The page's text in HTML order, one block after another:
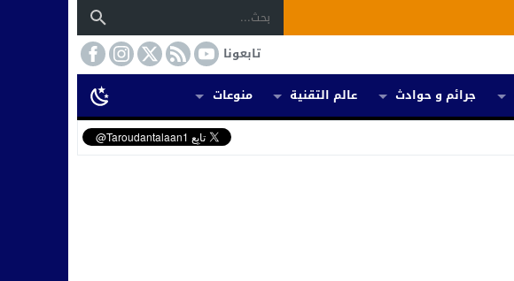
تابعونا
جرائم و حوادث عالم التقنية
منوعات